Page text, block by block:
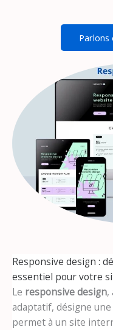
Parlons
Responsive design :
essentiel pour votre
Le responsive design,
adaptatif, désigne
permet à un site